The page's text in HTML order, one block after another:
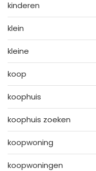
kinderen
klein
kleine
koop
koophuis
koophuis zoeken
koopwoning
koopwoningen